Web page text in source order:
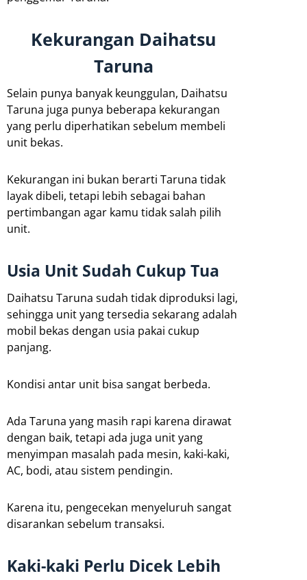
Kekurangan Daihatsu
Taruna
Selain punya banyak keunggulan, Daihatsu
Taruna juga punya beberapa kekurangan
yang perlu diperhatikan sebelum membeli
unit bekas.
Kekurangan ini bukan berarti Taruna tidak
layak dibeli, tetapi lebih sebagai bahan
pertimbangan agar kamu tidak salah pilih
unit.
Usia Unit Sudah Cukup Tua
Daihatsu Taruna sudah tidak diproduksi lagi,
sehingga unit yang tersedia sekarang adalah
mobil bekas dengan usia pakai cukup
panjang.
Kondisi antar unit bisa sangat berbeda.
Ada Taruna yang masih rapi karena dirawat
dengan baik, tetapi ada juga unit yang
menyimpan masalah pada mesin, kaki-kaki,
AC, bodi, atau sistem pendingin.
Karena itu, pengecekan menyeluruh sangat
disarankan sebelum transaksi.
Kaki-kaki Perlu Dicek Lebih